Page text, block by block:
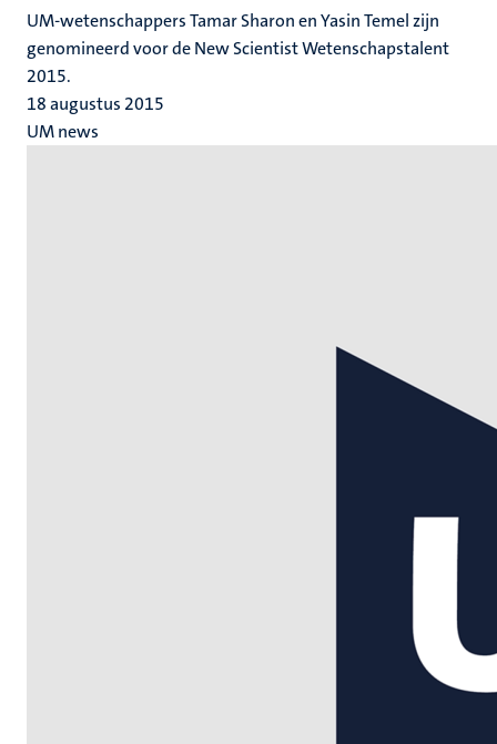
UM-wetenschappers Tamar Sharon en Yasin Temel zijn
genomineerd voor de New Scientist Wetenschapstalent
2015.
18 augustus 2015
UM news